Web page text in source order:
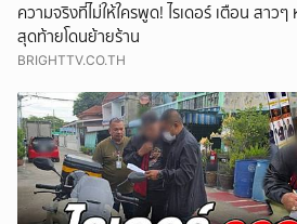
ความจริงที่ไม่ให้ใครพูด! ไรเดอร์ เตือน สาว
สุดท้ายโดนย้ายร้าน
BRIGHTTV.CO.TH